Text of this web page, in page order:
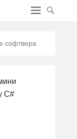
софтвера
C#